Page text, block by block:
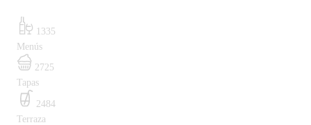
1335
Menús
2725
Tapas
2484
Terraza